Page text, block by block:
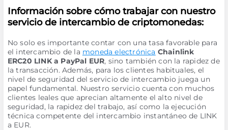
Información sobre cómo trabajar con nuestro
servicio de intercambio de criptomonedas:
No solo es importante contar con una tasa favorable para
el intercambio de la moneda electrónica Chainlink
ERC20 LINK a PayPal EUR, sino también con la rapidez de
la transacción. Además, para los clientes habituales, el
nivel de seguridad del servicio de intercambio juega un
papel fundamental. Nuestro servicio cuenta con muchos
clientes leales que aprecian altamente el alto nivel de
seguridad, la rapidez del trabajo, así como la ejecución
técnica competente del intercambio instantáneo de LINK
a EUR.